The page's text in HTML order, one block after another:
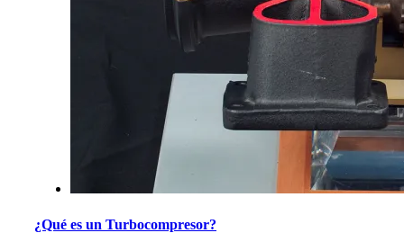
¿Qué es un Turbocompresor?